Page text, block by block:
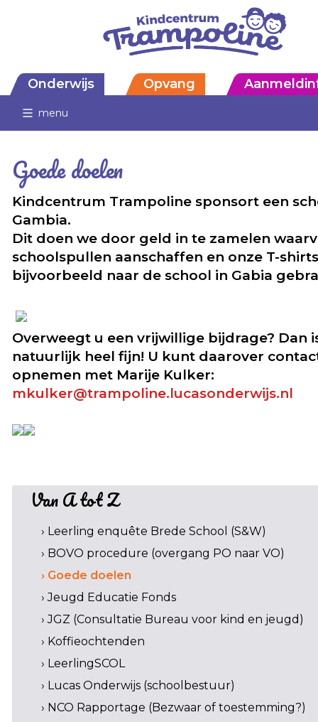
Onderwijs Opvang
menu
Goede doelen
Kindcentrum Trampoline sponsort een
Gambia.
Dit doen we door geld in te zamelen
schoolspullen aanschaffen en onze T-
bijvoorbeeld naar de school in Gabia
Overweegt u een vrijwillige bijdrage? Dan
natuurlijk heel fijn! U kunt daarover
opnemen met Marije Kulker:
mkulker@trampoline.lucasonderwijs.nl
Van A tot Z
› Leerling enquête Brede School (S&W)
› BOVO procedure (overgang PO naar VO)
› Goede doelen
› Jeugd Educatie Fonds
› JGZ (Consultatie Bureau voor kind en jeugd)
› Koffieochtenden
› LeerlingSCOL
› Lucas Onderwijs (schoolbestuur)
› NCO Rapportage (Bezwaar of toestemming?)